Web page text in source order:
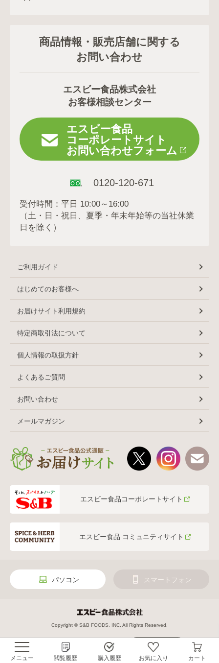
メニュー 閲覧履歴 購入履歴 お気に入り カート
絞り込み
商品情報・販売店舗に関する
お問い合わせ
エスビー食品株式会社
お客様相談センター
エスビー食品
コーポレートサイト
お問い合わせフォーム
0120-120-671
受付時間：平日 10:00～16:00
（土・日・祝日、夏季・年末年始等の当社休業
日を除く）
ご利用ガイド
はじめてのお客様へ
お届けサイト利用規約
特定商取引法について
個人情報の取扱方針
よくあるご質問
お問い合わせ
メールマガジン
エスビー食品コーポレートサイト
エスビー食品 コミュニティサイト
パソコン スマートフォン
Copyright © S&B FOODS, INC. All Rights Reserved.